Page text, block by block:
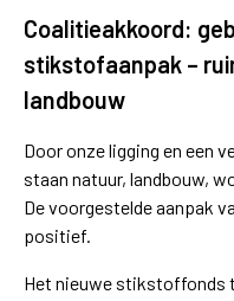
Coalitieakkoord:
stikstofaanpak –
landbouw
Door onze ligging en een
staan natuur, landbouw,
De voorgestelde aanpak
positief.
Het nieuwe stikstoffonds